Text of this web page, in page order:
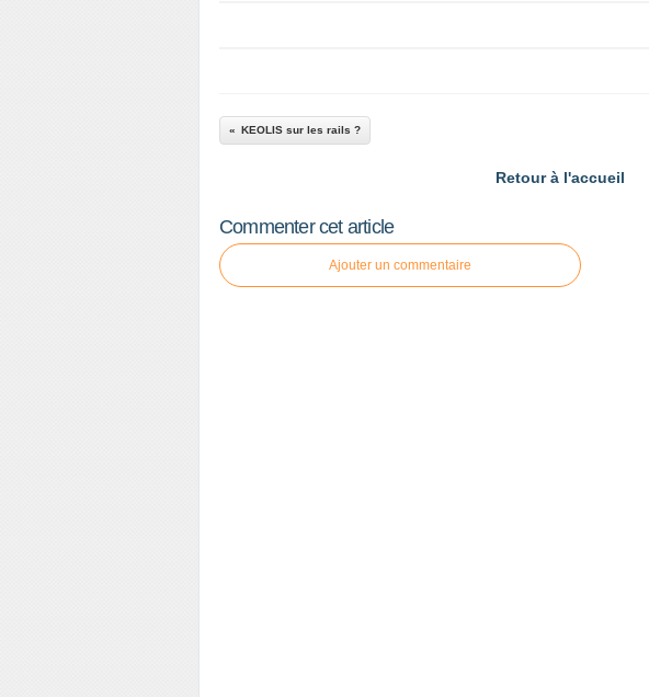
KEOLIS sur les rails ?
Retour à l'accueil
Commenter cet article
Ajouter un commentaire